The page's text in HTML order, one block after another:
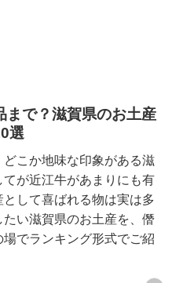
まで？滋賀県のお土産
選
こか地味な印象がある滋
が近江牛があまりにも有
して喜ばれる物は実は多
い滋賀県のお土産を、僭
でランキング形式でご紹